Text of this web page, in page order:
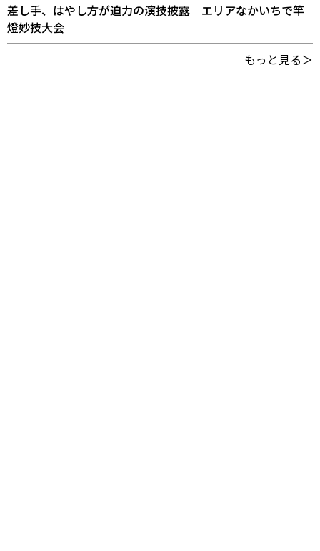
差し手、はやし方が迫力の演技披露 エリアなかいちで竿
燈妙技大会
もっと見る＞